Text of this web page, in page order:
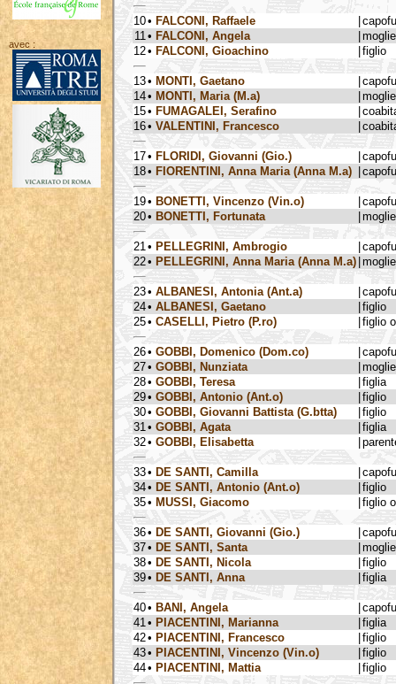
avec :
10• FALCONI, Raffaele
11 • FALCONI, Angela
moglie
12• FALCONI, Gioachino figlio
13• MONTI, Gaetano
14• MONTI, Maria (M.a)
moglie
15• FUMAGALEI, Serafino
16• VALENTINI, Francesco
17• FLORIDI, Giovanni (Gio.)
18• FIORENTINI, Anna Maria (Anna M.a)
19• BONETTI, Vincenzo (Vin.o)
20• BONETTI, Fortunata moglie
21 • PELLEGRINI, Ambrogio
22• PELLEGRINI, Anna Maria (Anna M.a) moglie
23• ALBANESI, Antonia (Ant.a)
24• ALBANESI, Gaetano
figlio
25• CASELLI, Pietro (P.ro) figlio
26• GOBBI, Domenico (Dom.co)
27• GOBBI, Nunziata
moglie
28• GOBBI, Teresa
figlia
29• GOBBI, Antonio (Ant.o)
figlio
30• GOBBI, Giovanni Battista (G.btta)
figlio
31 • GOBBI, Agata
figlia
32• GOBBI, Elisabetta
33• DE SANTI, Camilla
34• DE SANTI, Antonio (Ant.o)
figlio
35• MUSSI, Giacomo figlio
36• DE SANTI, Giovanni (Gio.)
37• DE SANTI, Santa
moglie
38• DE SANTI, Nicola
figlio
39• DE SANTI, Anna figlia
40• BANI, Angela
41 • PIACENTINI, Marianna
figlia
42• PIACENTINI, Francesco
figlio
43• PIACENTINI, Vincenzo (Vin.o)
figlio
44• PIACENTINI, Mattia figlio